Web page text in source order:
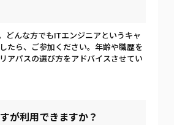
どんな方でもITエンジニアというキャ
たら、ご参加ください。年齢や職歴を
アパスの選び方をアドバイスさせてい
が利用できますか？